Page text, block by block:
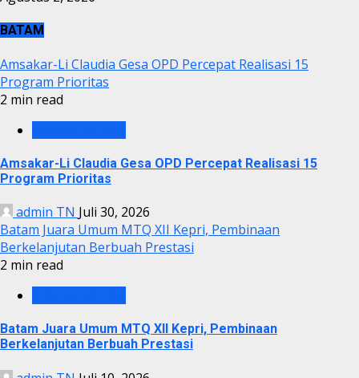
BATAM
Amsakar-Li Claudia Gesa OPD Percepat Realisasi 15
Program Prioritas
2 min read
Amsakar-Li Claudia Gesa OPD Percepat Realisasi 15
Program Prioritas
admin TN Juli 30, 2026
Batam Juara Umum MTQ XII Kepri, Pembinaan
Berkelanjutan Berbuah Prestasi
2 min read
Batam Juara Umum MTQ XII Kepri, Pembinaan
Berkelanjutan Berbuah Prestasi